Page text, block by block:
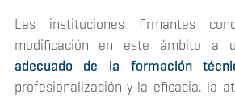
Las instituciones firmantes
modificación en este ámbito a
adecuado de la formación
profesionalización y la eficacia, la